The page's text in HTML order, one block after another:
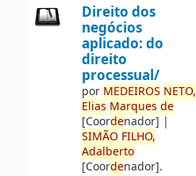
Direito dos
negócios
aplicado: do
direito
processual/
por MEDEIROS NETO,
Elias Marques de
[Coordenador] |
SIMÃO FILHO,
Adalberto
[Coordenador].